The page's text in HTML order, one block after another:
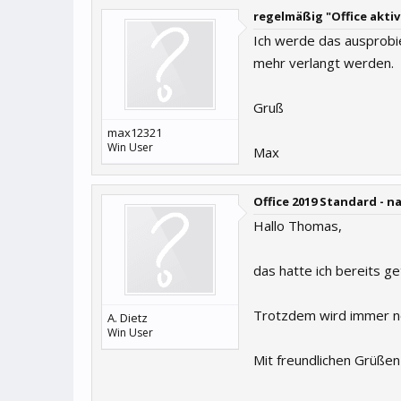
max12321
Win User
regelmäßig "Office
Ich werde das
mehr verlangt werden.
Gruß
Max
A. Dietz
Win User
Office 2019 Standard -
Hallo Thomas,
das hatte ich bereits
Trotzdem wird immer
Mit freundlichen Grüßen